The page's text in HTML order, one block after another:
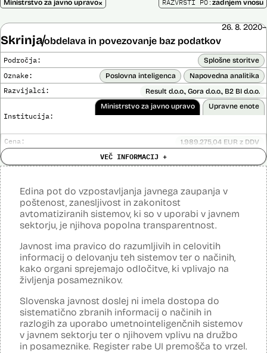
Ministrstvo za javno upravo× RAZVRSTI PO:zadnjem vnosu
Skrinjaobdelava in povezovanje baz podatkov
26. 8. 2020–
Področja: Splošne storitve
Oznake: Poslovna inteligenca Napovedna analitika
Razvijalci: Result d.o.o., Gora d.o.o., B2 BI d.o.o.
Institucija:
Ministrstvo za javno upravo Upravne enote
Cena: 1.989.275,04 EUR z DDV
Analiza učinka na človekove pravice
opravljena:
Posodobljeno: 3. december 2024
Sistem omogoča obdelavo in vizualizacijo podatkov, povezovanje baz
podatkov, pripravo poročil, dinamično raziskovanje podatkov, uporabo
napovedne analitike, opazovanje gibanja podatkov v različnih
(če – potem), simulacije kompleksnejših problemov in scenarijev,
načrtovanje aktivnosti in porabe virov.
Viri:
Dosje javnega naročila
Podrobnosti izdelka na portalu NIO
Predstavitev projekta na gov.si
Predstavitev projekta na portalu OECD OPSI
Odgovor na zahtevo za dostop do informacij javnega značaja
Tehnične specifikacije iz razpisne dokumentacije
VEČ INFORMACIJ +
Edina pot do vzpostavljanja javnega zaupanja v
poštenost, zanesljivost in zakonitost
avtomatiziranih sistemov, ki so v uporabi v javnem
sektorju, je njihova popolna transparentnost.
Javnost ima pravico do razumljivih in celovitih
informacij o delovanju teh sistemov ter o načinih,
kako organi sprejemajo odločitve, ki vplivajo na
življenja posameznikov.
Slovenska javnost doslej ni imela dostopa do
sistematično zbranih informacij o načinih in
razlogih za uporabo umetnointeligenčnih sistemov
v javnem sektorju ter o njihovem vplivu na družbo
in posameznike. Register rabe UI premošča to vrzel.